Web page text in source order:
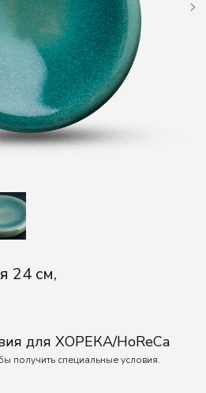
24 см,
для ХОРЕКА/HoReCa
получить специальные условия.